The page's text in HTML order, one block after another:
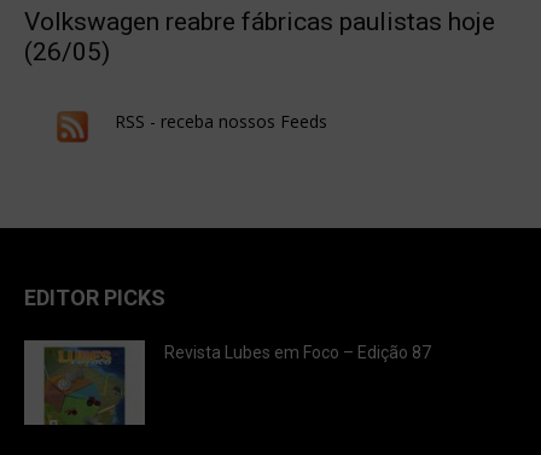
Volkswagen reabre fábricas paulistas hoje
(26/05)
RSS - receba nossos Feeds
EDITOR PICKS
Revista Lubes em Foco – Edição 87